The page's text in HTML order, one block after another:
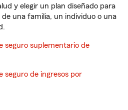
y elegir un plan diseñado para
una familia, un individuo o una
seguro suplementario de
seguro de ingresos por